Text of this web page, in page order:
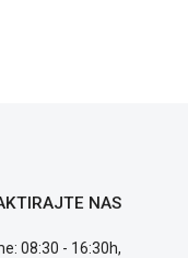
NAS
08:30 - 16:30h,